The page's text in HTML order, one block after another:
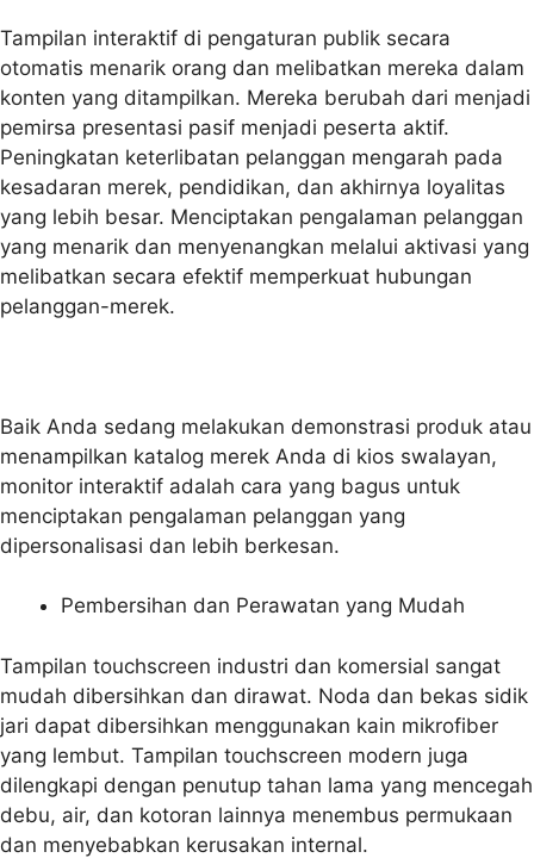
Tampilan interaktif di pengaturan publik secara
otomatis menarik orang dan melibatkan mereka dalam
konten yang ditampilkan. Mereka berubah dari menjadi
pemirsa presentasi pasif menjadi peserta aktif.
Peningkatan keterlibatan pelanggan mengarah pada
kesadaran merek, pendidikan, dan akhirnya loyalitas
yang lebih besar. Menciptakan pengalaman pelanggan
yang menarik dan menyenangkan melalui aktivasi yang
melibatkan secara efektif memperkuat hubungan
pelanggan-merek.
Baik Anda sedang melakukan demonstrasi produk atau
menampilkan katalog merek Anda di kios swalayan,
monitor interaktif adalah cara yang bagus untuk
menciptakan pengalaman pelanggan yang
dipersonalisasi dan lebih berkesan.
Pembersihan dan Perawatan yang Mudah
Tampilan touchscreen industri dan komersial sangat
mudah dibersihkan dan dirawat. Noda dan bekas sidik
jari dapat dibersihkan menggunakan kain mikrofiber
yang lembut. Tampilan touchscreen modern juga
dilengkapi dengan penutup tahan lama yang mencegah
debu, air, dan kotoran lainnya menembus permukaan
dan menyebabkan kerusakan internal.